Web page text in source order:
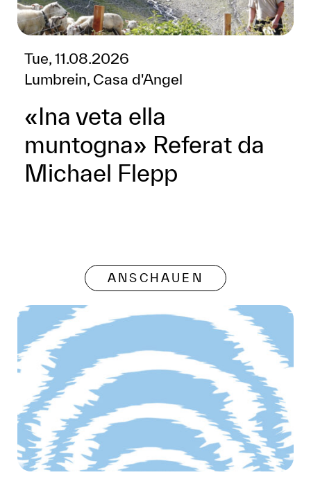
Tue, 11.08.2026
Lumbrein, Casa d'Angel
«Ina veta ella
muntogna» Referat da
Michael Flepp
ANSCHAUEN